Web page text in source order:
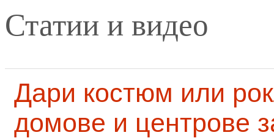
Статии и видео
Дари костюм или
домове и центрове